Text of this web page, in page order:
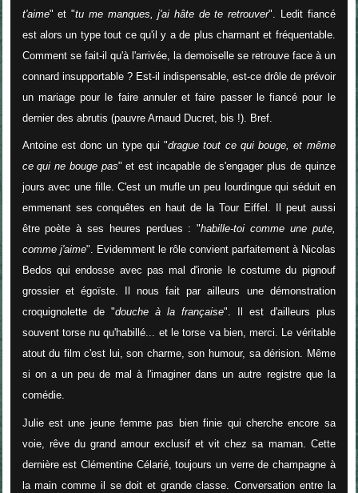
t'aime" et "tu me manques, j'ai hâte de te retrouver". Ledit fiancé
est alors un type tout ce qu'il y a de plus charmant et fréquentable.
Comment se fait-il qu'à l'arrivée, la demoiselle se retrouve face à un
connard insupportable ? Est-il indispensable, est-ce drôle de prévoir
un mariage pour le faire annuler et faire passer le fiancé pour le
dernier des abrutis (pauvre Arnaud Ducret, bis !). Bref.
Antoine est donc un type qui "drague tout ce qui bouge, et même
ce qui ne bouge pas" et est incapable de s'engager plus de quinze
jours avec une fille. C'est un mufle un peu lourdingue qui séduit en
emmenant ses conquêtes en haut de la Tour Eiffel. Il peut aussi
être poète à ses heures perdues : "habille-toi comme une pute,
comme j'aime". Evidemment le rôle convient parfaitement à Nicolas
Bedos qui endosse avec pas mal d'ironie le costume du pignouf
grossier et égoïste. Il nous fait par ailleurs une démonstration
croquignolette de "douche à la française". Il est d'ailleurs plus
souvent torse nu qu'habillé... et le torse va bien, merci. Le véritable
atout du film c'est lui, son charme, son humour, sa dérision. Même
si on a un peu de mal à l'imaginer dans un autre registre que la
comédie.
Julie est une jeune femme pas bien finie qui cherche encore sa
voie, rêve du grand amour exclusif et vit chez sa maman. Cette
dernière est Clémentine Célarié, toujours un verre de champagne à
la main comme il se doit et grande classe. Conversation entre la